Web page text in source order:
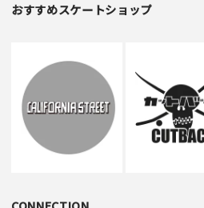
おすすめスケートショップ